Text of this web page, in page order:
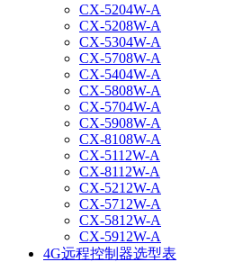
CX-5204W-A
CX-5208W-A
CX-5304W-A
CX-5708W-A
CX-5404W-A
CX-5808W-A
CX-5704W-A
CX-5908W-A
CX-8108W-A
CX-5112W-A
CX-8112W-A
CX-5212W-A
CX-5712W-A
CX-5812W-A
CX-5912W-A
4G远程控制器选型表